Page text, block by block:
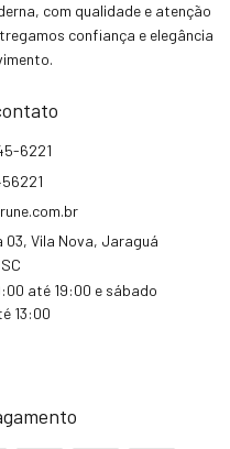
com qualidade e atenção
confiança e elegância
6221
03, Vila Nova, Jaraguá
até 19:00 e sábado
13:00